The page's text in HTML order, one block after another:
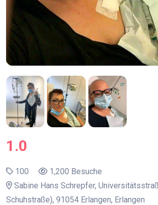
1.0
100
1,200 Besuche
Sabine Hans Schrepfer,
Schuhstraße), 91054 Erlangen, Erlangen